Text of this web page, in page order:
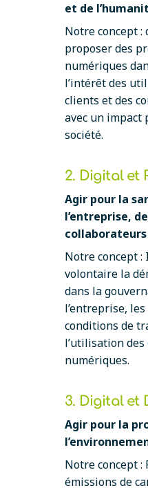
et de
Notre concept :
proposer des
numériques
l’intérêt des
clients et des
avec un
société.
2. Digital et
Agir pour la
l’entreprise,
Notre concept
volontaire la
dans la
l’entreprise,
conditions de
l’utilisation
numériques.
3. Digital et
Agir pour la
Notre concept :
émissions de